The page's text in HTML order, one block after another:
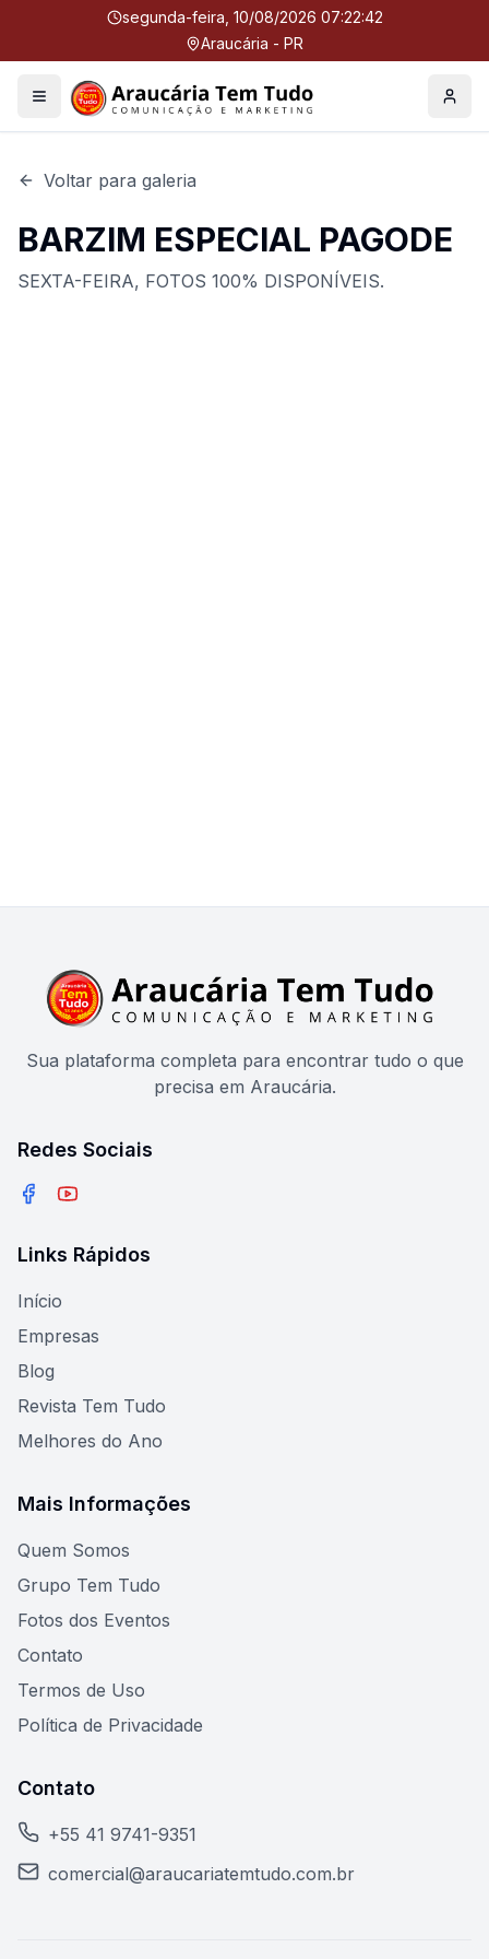
segunda-feira, 10/08/2026 07:22:42
Araucária - PR
Menu Perfil
Voltar para galeria
BARZIM ESPECIAL PAGODE
SEXTA-FEIRA, FOTOS 100% DISPONÍVEIS.
Sua plataforma completa para encontrar tudo o que
precisa em Araucária.
Redes Sociais
Links Rápidos
Início
Empresas
Blog
Revista Tem Tudo
Melhores do Ano
Mais Informações
Quem Somos
Grupo Tem Tudo
Fotos dos Eventos
Contato
Termos de Uso
Política de Privacidade
Contato
+55 41 9741-9351
comercial@araucariatemtudo.com.br